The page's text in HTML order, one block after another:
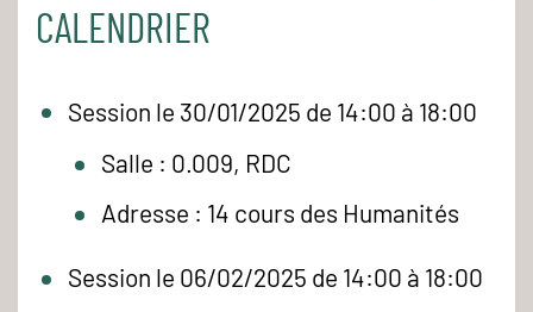
CALENDRIER
Session le 30/01/2025 de 14:00 à 18:00
Salle : 0.009, RDC
Adresse : 14 cours des Humanités
Session le 06/02/2025 de 14:00 à 18:00